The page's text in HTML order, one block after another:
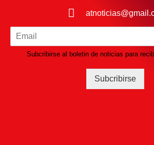
Subcribirse al boletin de noticias para
Subcribirse